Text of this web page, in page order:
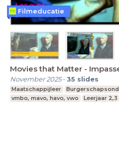
Movies that Matter -
November 2025-35 slides
Maatschappijleer
vmbo, mavo, havo, vwo
Leerjaar 2,3
Filmeducatie